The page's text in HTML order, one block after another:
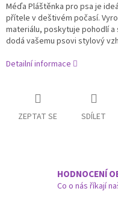
Méďa Pláštěnka pro psa je
přítele v deštivém počasí.
materiálu, poskytuje pohodlí
dodá vašemu psovi stylový
Detailní informace
ZEPTAT SE SDÍLET
HODNOCENÍ
Co o nás říkají